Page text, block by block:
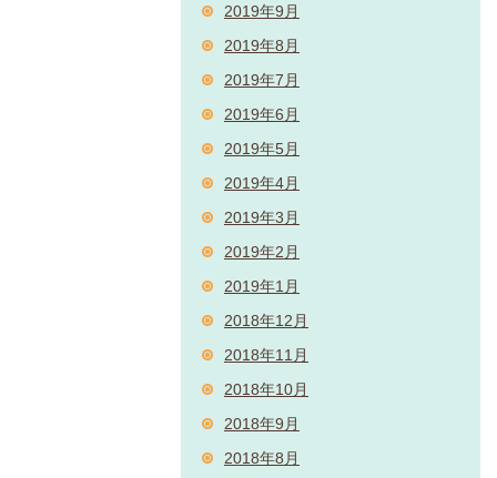
2019年9月
2019年8月
2019年7月
2019年6月
2019年5月
2019年4月
2019年3月
2019年2月
2019年1月
2018年12月
2018年11月
2018年10月
2018年9月
2018年8月